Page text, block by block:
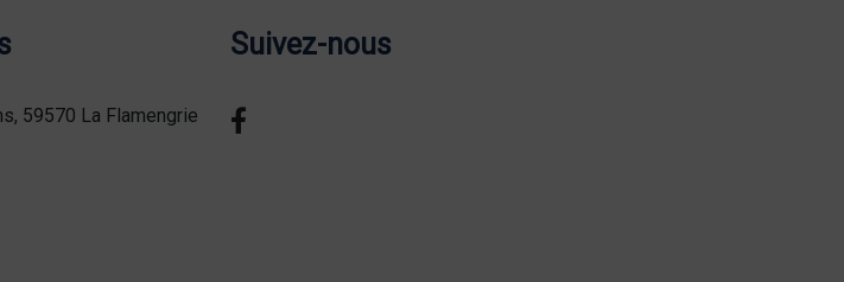
59570 La Flamengrie
Suivez-nous